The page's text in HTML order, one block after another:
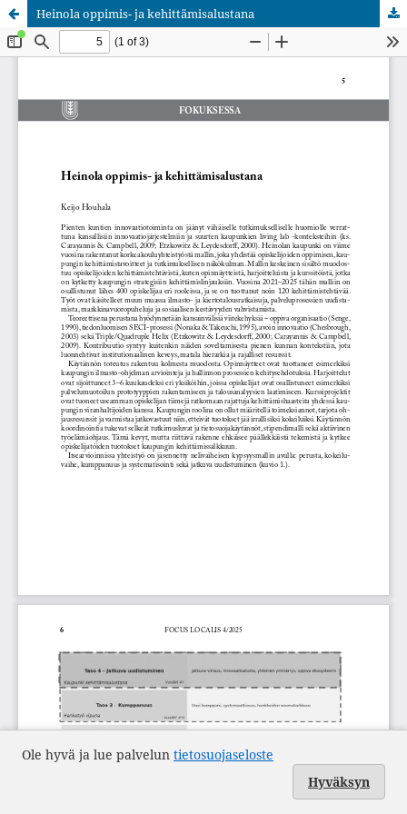
Heinola oppimis- ja kehittämisalustana
Ole hyvä ja lue palvelun tietosuojaseloste
Hyväksyn
Tieteellisten seurain valtuuskunta